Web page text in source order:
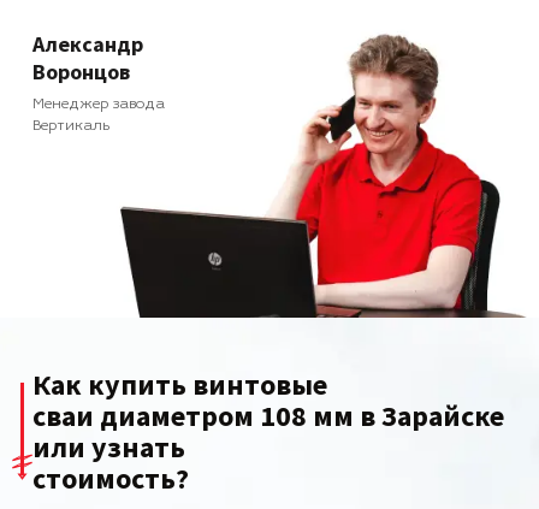
Александр
Воронцов
Менеджер завода
Вертикаль
Как купить винтовые
сваи диаметром 108 мм в Зарайске
или узнать
стоимость?